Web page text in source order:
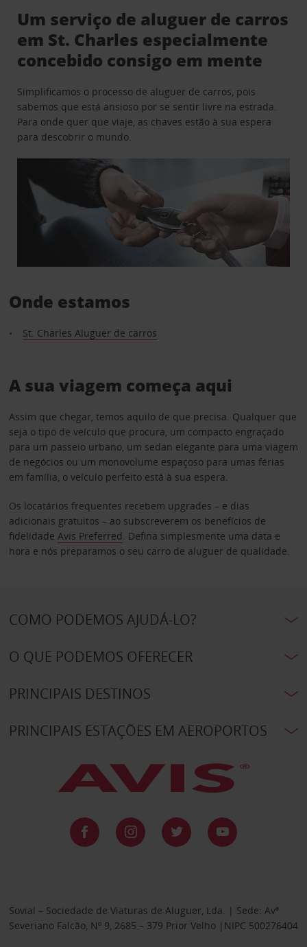
Um serviço de aluguer de carros
em St. Charles especialmente
concebido consigo em mente
Simplificamos o processo de aluguer de carros, pois
sabemos que está ansioso por se sentir livre na estrada.
Para onde quer que viaje, as chaves estão à sua espera
para descobrir o mundo.
Onde estamos
St. Charles Aluguer de carros
A sua viagem começa aqui
Assim que chegar, temos aquilo de que precisa. Qualquer que
seja o tipo de veículo que procura, um compacto engraçado
para um passeio urbano, um sedan elegante para uma viagem
de negócios ou um monovolume espaçoso para umas férias
em família, o veículo perfeito está à sua espera.
Os locatários frequentes recebem upgrades – e dias
adicionais gratuitos – ao subscreverem os benefícios de
fidelidade Avis Preferred. Defina simplesmente uma data e
hora e nós preparamos o seu carro de aluguer de qualidade.
COMO PODEMOS AJUDÁ-LO?
O QUE PODEMOS OFERECER
PRINCIPAIS DESTINOS
PRINCIPAIS ESTAÇÕES EM AEROPORTOS
Sovial – Sociedade de Viaturas de Aluguer, Lda. | Sede: Avª
Severiano Falcão, Nº 9, 2685 – 379 Prior Velho |NIPC 500276404